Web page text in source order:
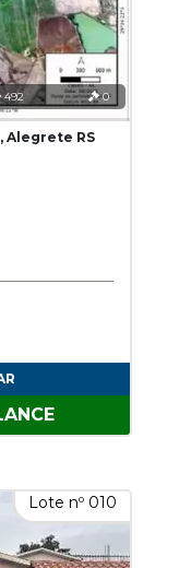
492 0
Alegrete RS
Lote nº 010